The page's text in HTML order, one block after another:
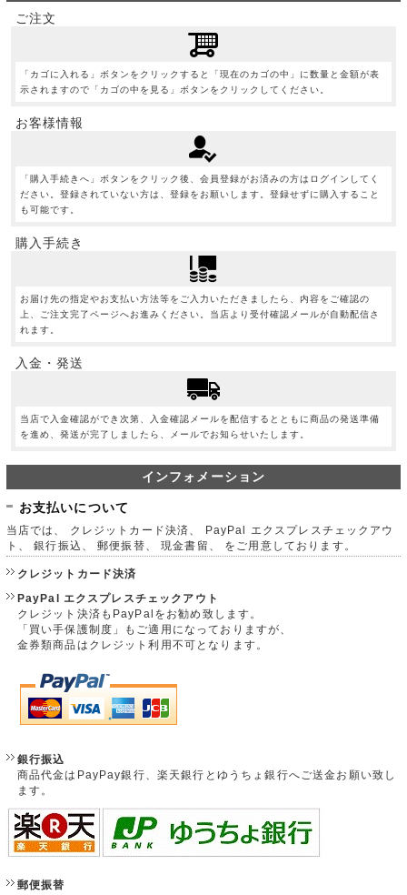
ご注文
「カゴに入れる」ボタンをクリックすると「現在のカゴの中」に数量と金額が表
示されますので「カゴの中を見る」ボタンをクリックしてください。
お客様情報
「購入手続きへ」ボタンをクリック後、会員登録がお済みの方はログインしてく
ださい。登録されていない方は、登録をお願いします。登録せずに購入すること
も可能です。
購入手続き
お届け先の指定やお支払い方法等をご入力いただきましたら、内容をご確認の
上、ご注文完了ページへお進みください。当店より受付確認メールが自動配信さ
れます。
入金・発送
当店で入金確認ができ次第、入金確認メールを配信するとともに商品の発送準備
を進め、発送が完了しましたら、メールでお知らせいたします。
インフォメーション
お支払いについて
当店では、 クレジットカード決済、 PayPal エクスプレスチェックアウ
ト、 銀行振込、 郵便振替、 現金書留、 をご用意しております。
クレジットカード決済
PayPal エクスプレスチェックアウト
クレジット決済もPayPalをお勧め致します。
「買い手保護制度」もご適用になっておりますが、
金券類商品はクレジット利用不可となります。
銀行振込
商品代金はPayPay銀行、楽天銀行とゆうちょ銀行へご送金お願い致し
ます。
郵便振替